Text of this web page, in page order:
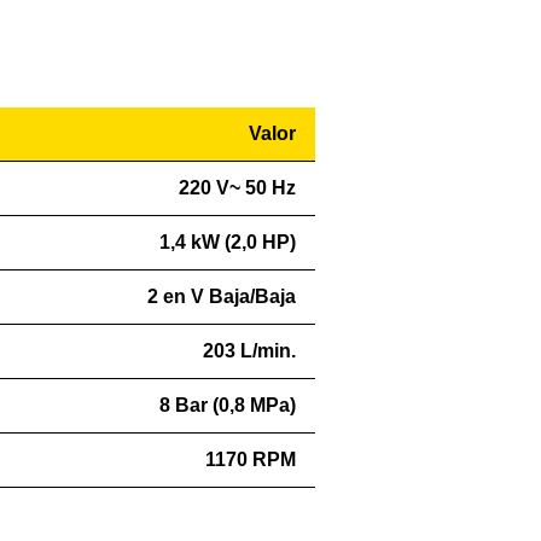
Valor
220 V~ 50 Hz
1,4 kW (2,0 HP)
2 en V Baja/Baja
203 L/min.
8 Bar (0,8 MPa)
1170 RPM